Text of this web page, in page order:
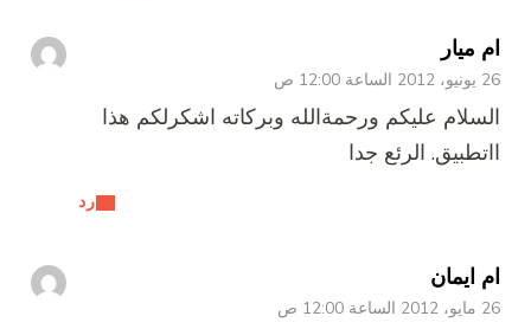
ام ميار
26 يونيو، 2012 الساعة 12:00 ص
رد
السلام عليكم ورحمةالله وبركاته اشكرلكم هذا
ااتطبيق. الرئع جدا
ام ايمان
26 مايو، 2012 الساعة 12:00 ص